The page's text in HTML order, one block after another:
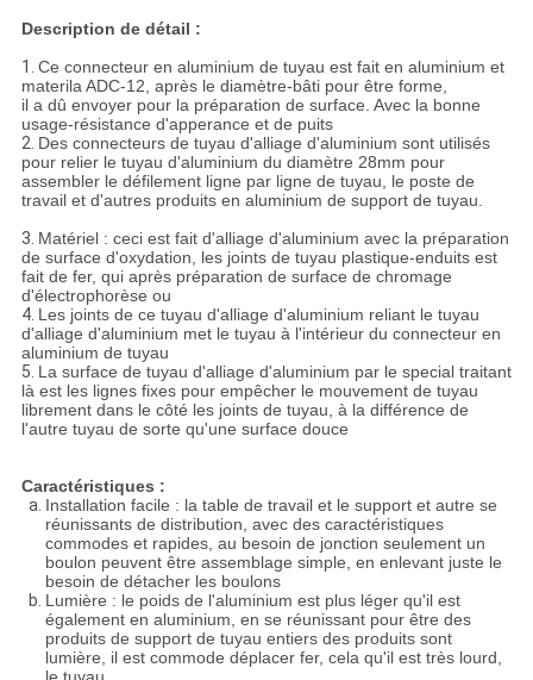
Description de détail :
1. Ce connecteur en aluminium de tuyau est fait en aluminium et
materila ADC-12, après le diamètre-bâti pour être forme,
il a dû envoyer pour la préparation de surface. Avec la bonne
usage-résistance d'apperance et de puits
2. Des connecteurs de tuyau d'alliage d'aluminium sont utilisés
pour relier le tuyau d'aluminium du diamètre 28mm pour
assembler le défilement ligne par ligne de tuyau, le poste de
travail et d'autres produits en aluminium de support de tuyau.
3. Matériel : ceci est fait d'alliage d'aluminium avec la préparation
de surface d'oxydation, les joints de tuyau plastique-enduits est
fait de fer, qui après préparation de surface de chromage
d'électrophorèse ou
4. Les joints de ce tuyau d'alliage d'aluminium reliant le tuyau
d'alliage d'aluminium met le tuyau à l'intérieur du connecteur en
aluminium de tuyau
5. La surface de tuyau d'alliage d'aluminium par le special traitant
là est les lignes fixes pour empêcher le mouvement de tuyau
librement dans le côté les joints de tuyau, à la différence de
l'autre tuyau de sorte qu'une surface douce
Caractéristiques :
Installation facile : la table de travail et le support et autre se
réunissants de distribution, avec des caractéristiques
commodes et rapides, au besoin de jonction seulement un
boulon peuvent être assemblage simple, en enlevant juste le
besoin de détacher les boulons
Lumière : le poids de l'aluminium est plus léger qu'il est
également en aluminium, en se réunissant pour être des
produits de support de tuyau entiers des produits sont
lumière, il est commode déplacer fer, cela qu'il est très lourd,